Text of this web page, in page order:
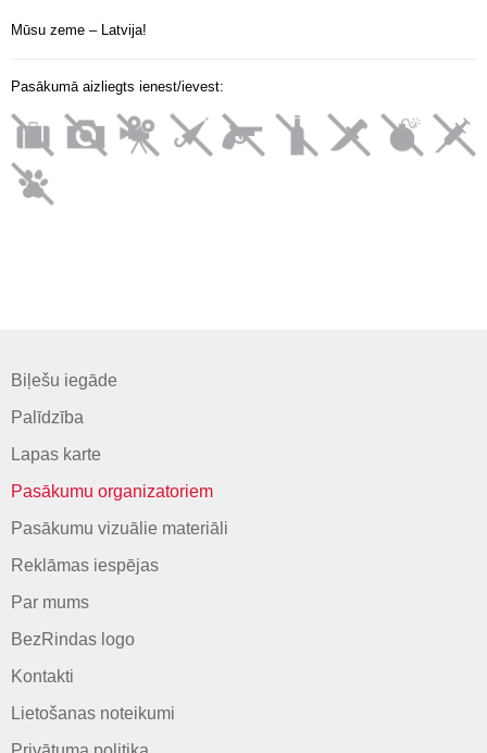
Mūsu zeme – Latvija!
Pasākumā aizliegts ienest/ievest:
Biļešu iegāde
Palīdzība
Lapas karte
Pasākumu organizatoriem
Pasākumu vizuālie materiāli
Reklāmas iespējas
Par mums
BezRindas logo
Kontakti
Lietošanas noteikumi